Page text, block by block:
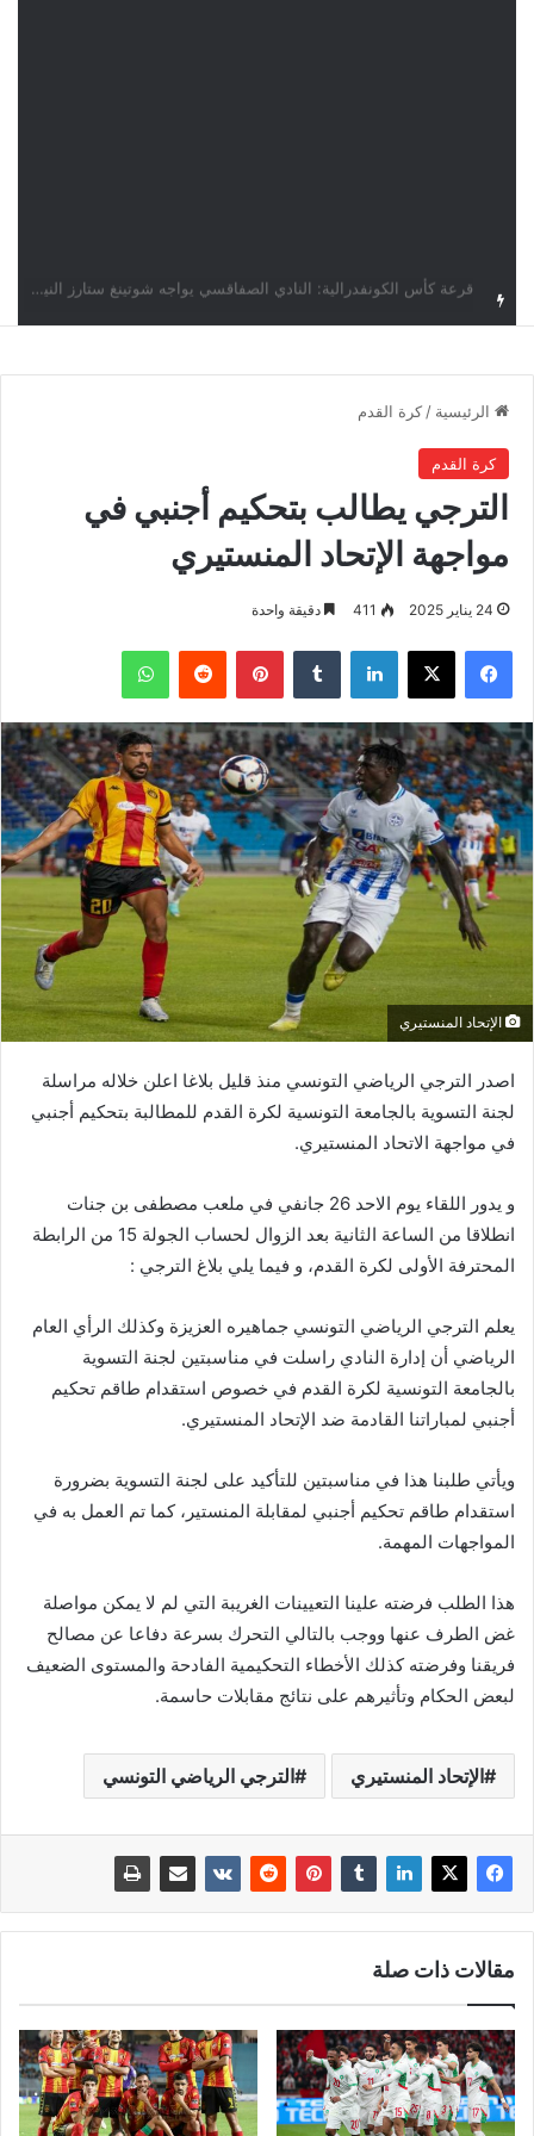
الرئيسية / كرة القدم
كرة القدم
الترجي يطالب بتحكيم أجنبي في
مواجهة الإتحاد المنستيري
24 يناير 2025 411 دقيقة واحدة
فيسبوك ‫X لينكدإن بينتيريست واتساب
الإتحاد المنستيري
اصدر الترجي الرياضي التونسي منذ قليل بلاغا اعلن خلاله مراسلة
لجنة التسوية بالجامعة التونسية لكرة القدم للمطالبة بتحكيم أجنبي
في مواجهة الاتحاد المنستيري.
و يدور اللقاء يوم الاحد 26 جانفي في ملعب مصطفى بن جنات
انطلاقا من الساعة الثانية بعد الزوال لحساب الجولة 15 من الرابطة
المحترفة الأولى لكرة القدم، و فيما يلي بلاغ الترجي :
يعلم الترجي الرياضي التونسي جماهيره العزيزة وكذلك الرأي العام
الرياضي أن إدارة النادي راسلت في مناسبتين لجنة التسوية
بالجامعة التونسية لكرة القدم في خصوص استقدام طاقم تحكيم
أجنبي لمباراتنا القادمة ضد الإتحاد المنستيري.
ويأتي طلبنا هذا في مناسبتين للتأكيد على لجنة التسوية بضرورة
استقدام طاقم تحكيم أجنبي لمقابلة المنستير، كما تم العمل به في
المواجهات المهمة.
هذا الطلب فرضته علينا التعيينات الغريبة التي لم لا يمكن مواصلة
غض الطرف عنها ووجب بالتالي التحرك بسرعة دفاعا عن مصالح
فريقنا وفرضته كذلك الأخطاء التحكيمية الفادحة والمستوى الضعيف
لبعض الحكام وتأثيرهم على نتائج مقابلات حاسمة.
الإتحاد المنستيري الترجي الرياضي التونسي
مقالات ذات صلة